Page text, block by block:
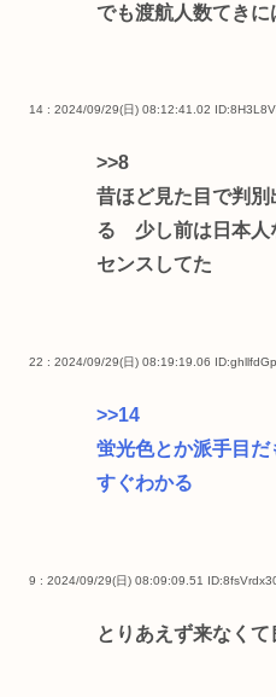
でも渡航人数てき
14 : 2024/09/29(日) 08:12:41.02
>>8
昔ほど見た目で判
る 少し前は日本人
センスしてた
22 : 2024/09/29(日) 08:19:19.06
>>14
蛍光色とか派手目だ
すぐわかる
9 : 2024/09/29(日) 08:09:09.51
とりあえず来なくて